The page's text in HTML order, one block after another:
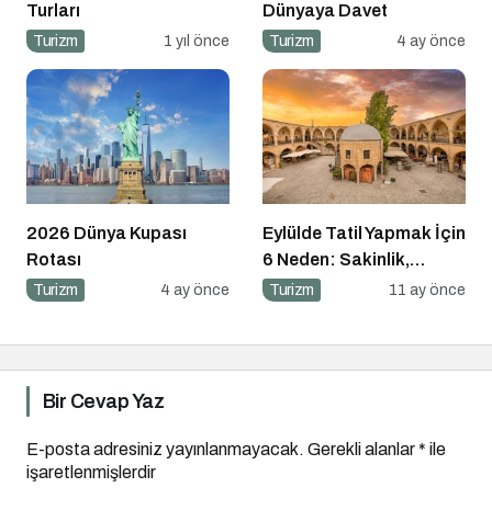
Turları
Turizm 1 yıl önce
Dünyaya Davet
Turizm 4 ay önce
2026 Dünya Kupası
Rotası
Turizm 4 ay önce
Eylülde Tatil Yapmak İçin
6 Neden: Sakinlik,
Ekonomi ve Keyif Bir
Turizm 11 ay önce
Bir Cevap Yaz
E-posta adresiniz yayınlanmayacak. Gerekli alanlar* ile
işaretlenmişlerdir